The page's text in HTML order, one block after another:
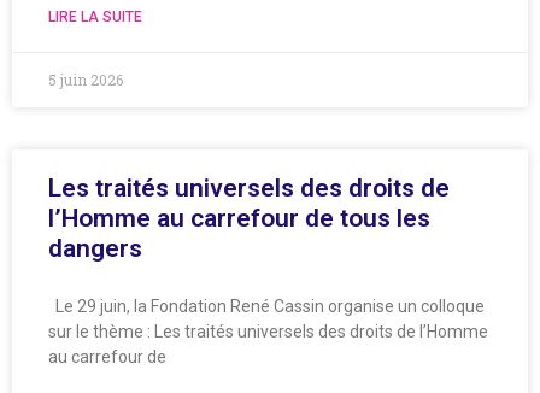
LIRE LA SUITE
5 juin 2026
Les traités universels des droits de
l’Homme au carrefour de tous les
dangers
Le 29 juin, la Fondation René Cassin organise un colloque
sur le thème : Les traités universels des droits de l’Homme
au carrefour de